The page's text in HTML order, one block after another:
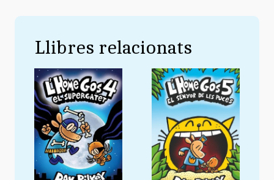
Llibres relacionats